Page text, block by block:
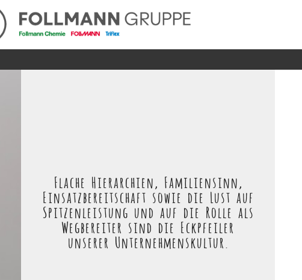
Flache Hierarchien, Familiensinn,
Einsatzbereitschaft sowie die Lust auf
Spitzenleistung und auf die Rolle als
Wegbereiter sind die Eckpfeiler
unserer Unternehmenskultur.